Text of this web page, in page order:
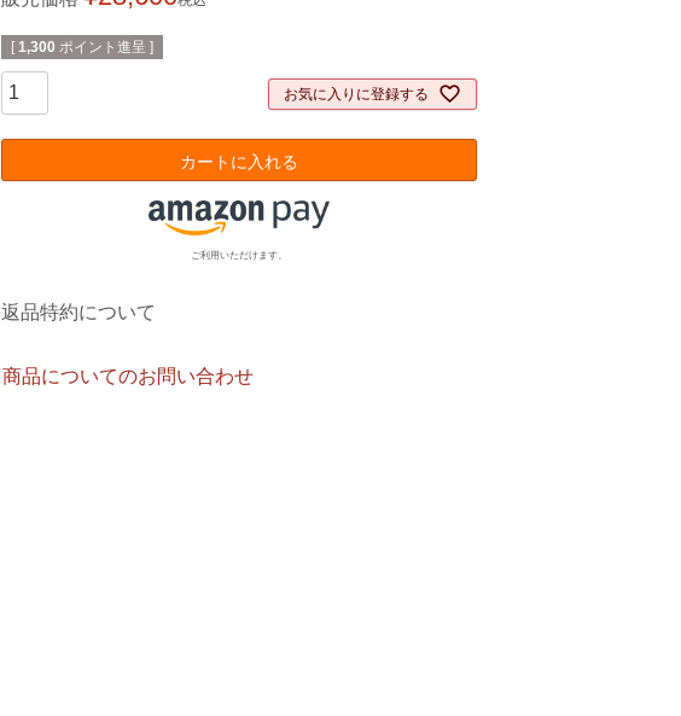
[ 1,300 ポイント進呈 ]
お気に入りに登録する
カートに入れる
ご利用いただけます。
返品特約について
商品についてのお問い合わせ